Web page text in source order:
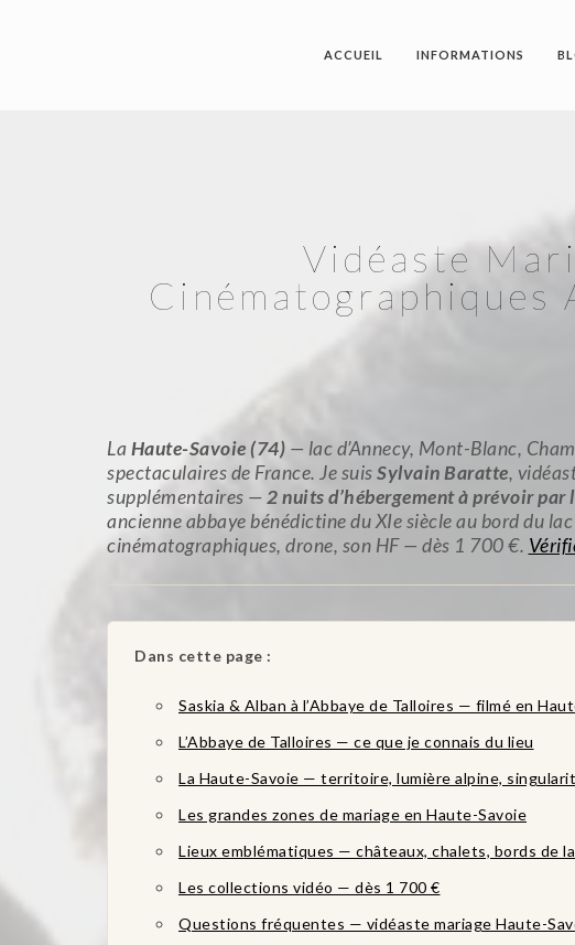
ACCUEIL INFORMATIONS
Vidéaste
Cinématographiques
La Haute-Savoie (74) — lac d’Annecy, Mont-Blanc,
spectaculaires de France. Je suisSylvain Baratte,
supplémentaires — 2 nuits d’hébergement à prévoir par
ancienne abbaye bénédictine du XIe siècle au bord du
cinématographiques, drone, son HF — dès 1 700 €.
Dans cette page :
Saskia & Alban à l’Abbaye de Talloires — filmé en
L’Abbaye de Talloires — ce que je connais du lieu
La Haute-Savoie — territoire, lumière alpine,
Les grandes zones de mariage en Haute-Savoie
Lieux emblématiques — châteaux, chalets, bords de
Les collections vidéo — dès 1 700 €
Questions fréquentes — vidéaste mariage Haute-